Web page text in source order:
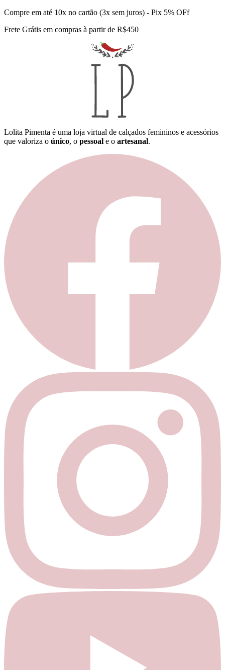
Compre em até 10x no cartão (3x sem juros) - Pix 5% OFf
Frete Grátis em compras à partir de R$450
Lolita Pimenta é uma loja virtual de calçados femininos e acessórios
que valoriza o único, o pessoal e o artesanal.